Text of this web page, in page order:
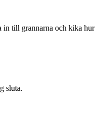
in till grannarna och kika hur
sluta.